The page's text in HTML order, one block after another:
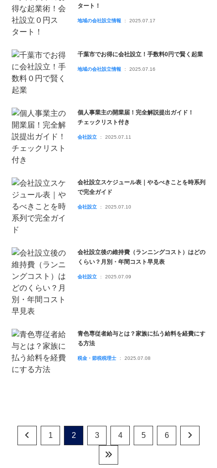
タート！
地域の会社設立情報 2025.07.17
千葉市でお得に会社設立！手数料0円で賢く起業
地域の会社設立情報 2025.07.16
個人事業主の開業届！完全解説提出ガイド！
チェックリスト付き
会社設立 2025.07.11
会社設立スケジュール表｜やるべきことを時系列
で完全ガイド
会社設立 2025.07.10
会社設立後の維持費（ランニングコスト）はどの
くらい？月別・年間コスト早見表
会社設立 2025.07.09
青色専従者給与とは？家族に払う給料を経費にす
る方法
税金・節税税理士 2025.07.08
1 2 3 4 5 6